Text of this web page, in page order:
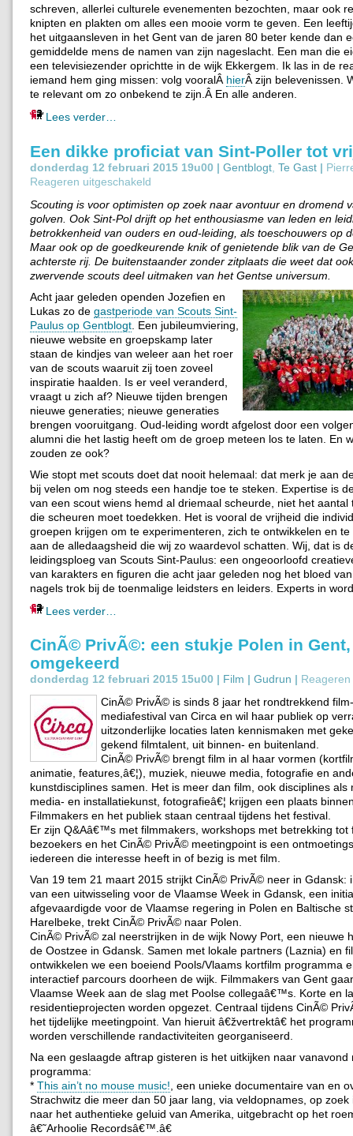
schreven, allerlei culturele evenementen bezochten, maar ook
knipten en plakten om alles een mooie vorm te geven. Een
het uitgaansleven in het Gent van de jaren 80 beter kende dan
gemiddelde mens de namen van zijn nageslacht. Een man die
een televisiezender oprichtte in de wijk Ekkergem. Ik las in de
iemand hem ging missen: volg vooralÂ hierÂ zijn belevenissen.
te relevant om zo onbekend te zijn.Â En alle anderen.
Lees verder…
Een dikke proficiat van Sint-Poller tot
donderdag 12 februari 2015 19u00 | Gentblogt Te Gast |
Reageren uitgeschakeld
Scouting is voor optimisten op zoek naar avontuur en dromend
golven. Ook Sint-Pol drijft op het enthousiasme van leden en
betrokkenheid van ouders en oud-leiding, als toeschouwers op
Maar ook op de goedkeurende knik of genietende blik van de
achterste rij. De buitenstaander zonder zitplaats die weet dat
zwervende scouts deel uitmaken van het Gentse universum.
Acht jaar geleden openden Jozefien en
Lukas zo de gastperiode van Scouts Sint-
Paulus op Gentblogt . Een jubileumviering,
nieuwe website en groepskamp later
staan de kindjes van weleer aan het roer
van de scouts waaruit zij toen zoveel
inspiratie haalden. Is er veel veranderd,
vraagt u zich af? Nieuwe tijden brengen
nieuwe generaties; nieuwe generaties
brengen vooruitgang. Oud-leiding wordt afgelost door een
alumni die het lastig heeft om de groep meteen los te laten. En
zouden ze ook?
Wie stopt met scouts doet dat nooit helemaal: dat merk je aan
bij velen om nog steeds een handje toe te steken. Expertise is
van een scout wiens hemd al driemaal scheurde, niet het aantal
die scheuren moet toedekken. Het is vooral de vrijheid die
groepen krijgen om te experimenteren, zich te ontwikkelen en
aan de alledaagsheid die wij zo waardevol schatten. Wij, dat is
leidingsploeg van Scouts Sint-Paulus: een ongeoorloofd
van karakters en figuren die acht jaar geleden nog het bloed
nagels trok bij de toenmalige leidsters en leiders. Experts in
Lees verder…
CinÃ© PrivÃ©: een stukje Polen in
omgekeerd
donderdag 12 februari 2015 15u00 | Film | Gudrun |
CinÃ© PrivÃ© is sinds 8 jaar het rondtrekkend
mediafestival van Circa en wil haar publiek op
uitzonderlijke locaties laten kennismaken met
gekend filmtalent, uit binnen- en buitenland.
CinÃ© PrivÃ© brengt film in al haar vormen
animatie, features,â€¦), muziek, nieuwe media, fotografie en
kunstdisciplines samen. Het is meer dan film, ook disciplines als
media- en installatiekunst, fotografieâ€¦ krijgen een plaats
Filmmakers en het publiek staan centraal tijdens het festival.
Er zijn Q&Aâ€™s met filmmakers, workshops met betrekking tot
bezoekers en het CinÃ© PrivÃ© meetingpoint is een
iedereen die interesse heeft in of bezig is met film.
Van 19 tem 21 maart 2015 strijkt CinÃ© PrivÃ© neer in Gdansk:
van een uitwisseling voor de Vlaamse Week in Gdansk, een
afgevaardigde voor de Vlaamse regering in Polen en Baltische
Harelbeke, trekt CinÃ© PrivÃ© naar Polen.
CinÃ© PrivÃ© zal neerstrijken in de wijk Nowy Port, een nieuwe
de Oostzee in Gdansk. Samen met lokale partners (Laznia) en
ontwikkelen we een boeiend Pools/Vlaams kortfilm programma
interactief parcours doorheen de wijk. Filmmakers van Gent
Vlaamse Week aan de slag met Poolse collegaâ€™s. Korte en
residentieprojecten worden opgezet. Centraal tijdens CinÃ©
het tijdelijke meetingpoint. Van hieruit â€žvertrektâ€ het
worden verschillende randactiviteiten georganiseerd.
Na een geslaagde aftrap gisteren is het uitkijken naar vanavond
programma:
* This ain’t no mouse music!, een unieke documentaire van en
Strachwitz die meer dan 50 jaar lang, via veldopnames, op zoek
naar het authentieke geluid van Amerika, uitgebracht op het
â€˜Arhoolie Recordsâ€™.â€